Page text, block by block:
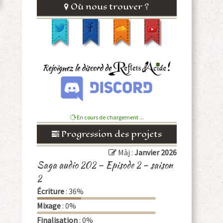
Où nous trouver ?
En cours de chargement ...
Progression des projets
Màj : Janvier 2026
Saga audio 202 – Episode 2 – saison
2
Écriture: 36%
Mixage: 0%
Finalisation: 0%